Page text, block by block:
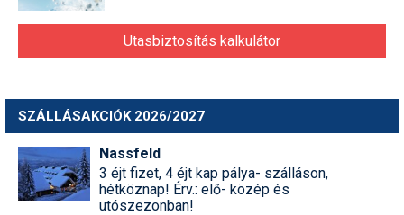
Utasbiztosítás kalkulátor
SZÁLLÁSAKCIÓK 2026/2027
Nassfeld
3 éjt fizet, 4 éjt kap pálya- szálláson,
hétköznap! Érv.: elő- közép és
utószezonban!